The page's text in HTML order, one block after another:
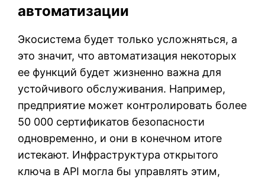
автоматизации
Экосистема будет только усложняться, а
это значит, что автоматизация некоторых
ее функций будет жизненно важна для
устойчивого обслуживания. Например,
предприятие может контролировать более
50 000 сертификатов безопасности
одновременно, и они в конечном итоге
истекают. Инфраструктура открытого
ключа в API могла бы управлять этим,